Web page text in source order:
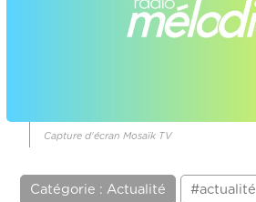
Capture d'écran Mosaïk TV
Catégorie : Actualité #actualité